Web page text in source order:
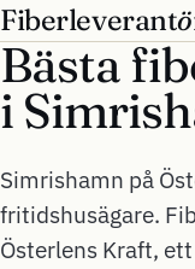
Fiberleverantö
Bästa
i
Simrishamn på
fritidshusägare.
Österlens Kraft,